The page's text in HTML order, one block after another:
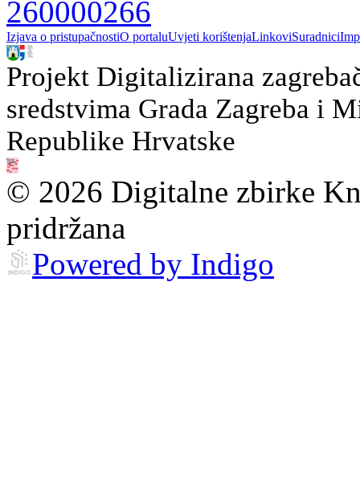
260000266
Izjava o pristupačnostiO portaluUvjeti korištenjaLinkoviSuradnici
Projekt Digitalizirana
sredstvima Grada Zagreba i
Republike Hrvatske
© 2026 Digitalne zbirke
pridržana
Powered by Indigo